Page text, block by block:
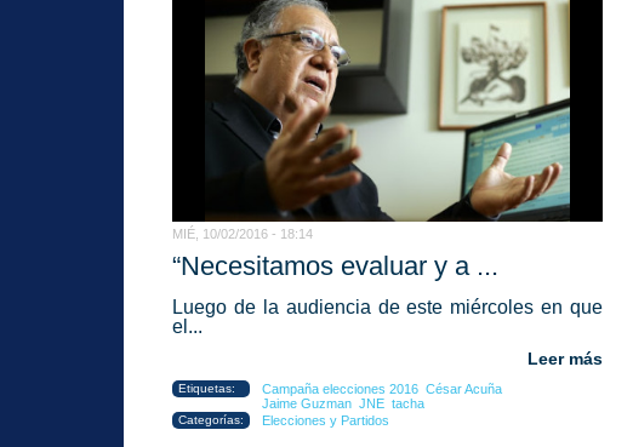
MIÉ, 10/02/2016 - 18:14
“Necesitamos evaluar y a ...
Luego de la audiencia de este miércoles en que
el...
Leer más
Etiquetas: Campaña elecciones 2016 César Acuña
Jaime Guzman JNE tacha
Categorías: Elecciones y Partidos